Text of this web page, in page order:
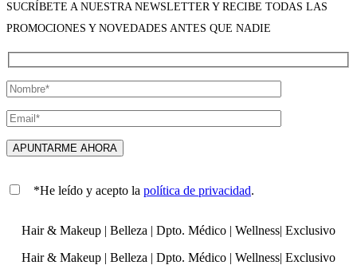
SUCRÍBETE A NUESTRA NEWSLETTER Y RECIBE TODAS LAS
PROMOCIONES Y NOVEDADES ANTES QUE NADIE
*He leído y acepto la política de privacidad.
Hair & Makeup | Belleza | Dpto. Médico | Wellness| Exclusivo
Hair & Makeup | Belleza | Dpto. Médico | Wellness| Exclusivo